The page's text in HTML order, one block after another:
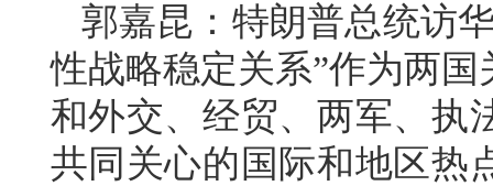
郭嘉昆：特朗普总统访
性战略稳定关系”作为两
和外交、经贸、两军、执
共同关心的国际和地区热